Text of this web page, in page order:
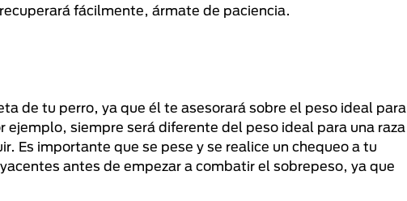
fácilmente, ármate de paciencia.
de tu perro, ya que él te asesorará sobre el peso ideal para
siempre será diferente del peso ideal para una raza
Es importante que se pese y se realice un chequeo a tu
antes de empezar a combatir el sobrepeso, ya que